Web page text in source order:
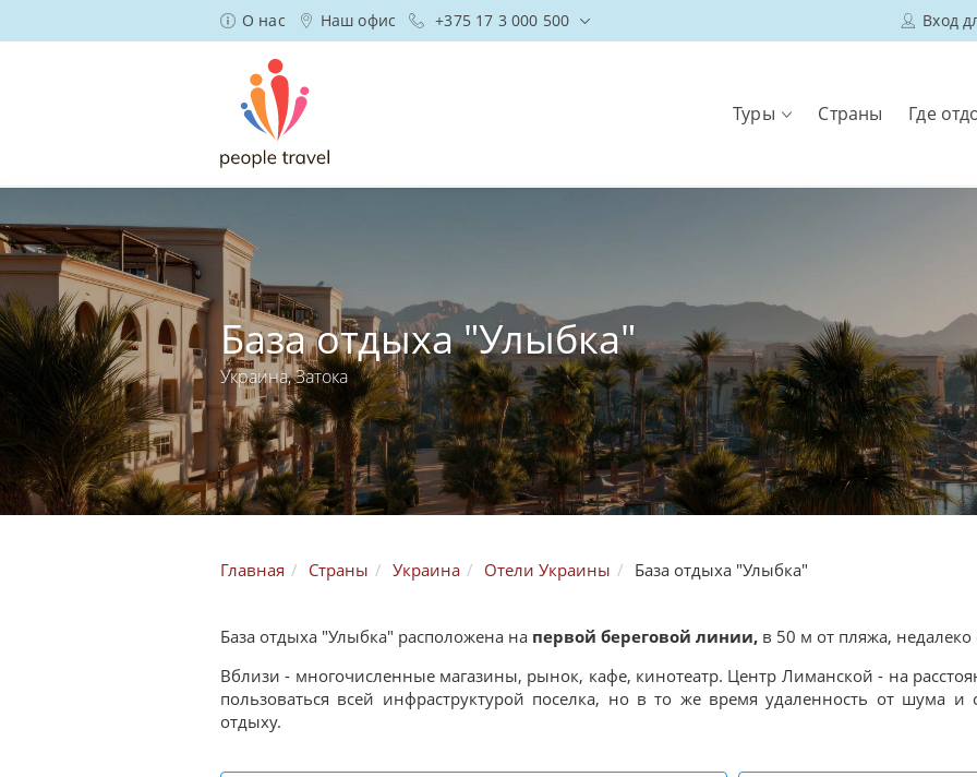
О нас Наш офис +375 17 3 000 500 Вход
Туры Страны Где
База отдыха "Улыбка"
Украина, Затока
Главная Страны Украина Отели Украины База отдыха "Улыбка"
База отдыха "Улыбка" расположена на первой береговой линии, в 50 м от пляжа, недалеко
Вблизи - многочисленные магазины, рынок, кафе, кинотеатр. Центр Лиманской - на
пользоваться всей инфраструктурой поселка, но в то же время удаленность от шума и
отдыху.